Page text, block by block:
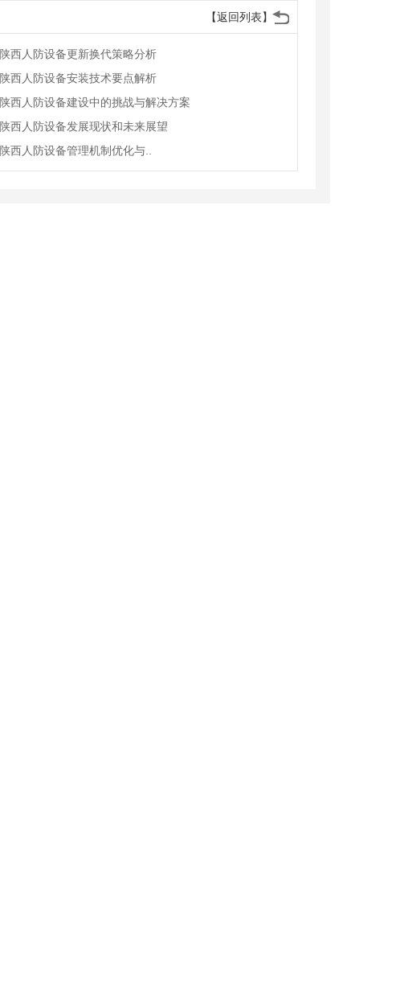
【返回列表】
陕西人防设备更新换代策略分析
陕西人防设备安装技术要点解析
陕西人防设备建设中的挑战与解决方案
陕西人防设备发展现状和未来展望
陕西人防设备管理机制优化与..